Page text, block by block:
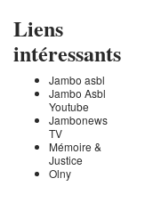
Liens
intéressants
Jambo asbl
Jambo Asbl
Youtube
Jambonews
TV
Mémoire &
Justice
Olny